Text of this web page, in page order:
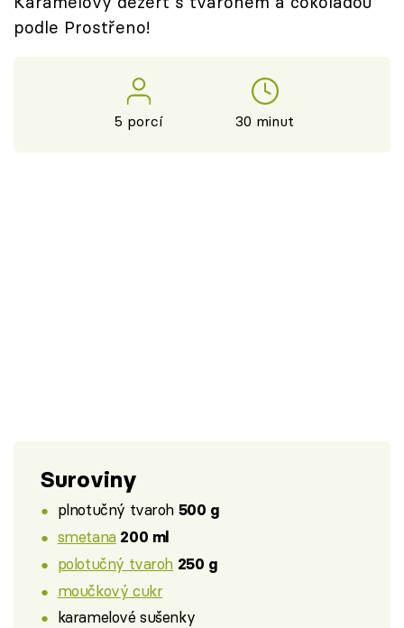
Přihlášení
podle Prostřeno!
5 porcí 30 minut
Suroviny
plnotučný tvaroh 500 g
smetana 200 ml
polotučný tvaroh 250 g
moučkový cukr
karamelové sušenky